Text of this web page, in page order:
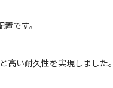
です。
い耐久性を実現しました。